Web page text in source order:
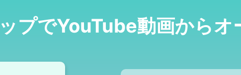
プでYouTube動画からオ